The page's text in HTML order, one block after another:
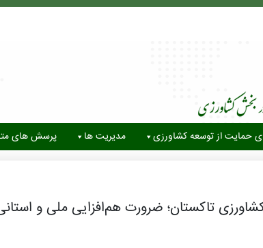
حمایت از توسعه کشاورزی مدیریت ها پرسش های
تاکستان؛ ضرورت هم‌افزایی ملی و